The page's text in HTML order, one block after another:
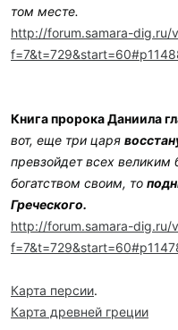
том месте.
http://forum.samara-dig.ru/
Книга пророка Даниила
вот, еще три царя
превзойдет всех великим
богатством своим, то
Греческого.
http://forum.samara-dig.ru/
Карта персии.
Карта древней греции